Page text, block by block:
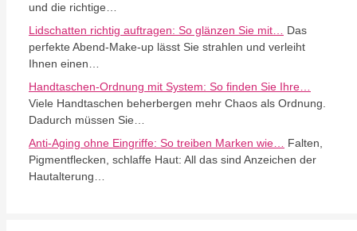
und die richtige…
Lidschatten richtig auftragen: So glänzen Sie mit…
Das
perfekte Abend-Make-up lässt Sie strahlen und verleiht
Ihnen einen…
Handtaschen-Ordnung mit System: So finden Sie Ihre…
Viele Handtaschen beherbergen mehr Chaos als Ordnung.
Dadurch müssen Sie…
Anti-Aging ohne Eingriffe: So treiben Marken wie…
Falten,
Pigmentflecken, schlaffe Haut: All das sind Anzeichen der
Hautalterung…